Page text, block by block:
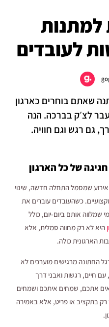
למתנות
לעובדים
שאתם בוחרים כארגון
לצ׳ק בברכה. הנה
גם רגש וגם חוויה.
של כל הארגון
אירוע שמסמל התחלה חדשה, שינוי
כשהעובדים עוברים את
אותם ביום-יום, כולל
היא לא רק מחווה סמלית, אלא
הארגונית כולה.
החתונה מרגישים מוערכים לא
חיים, רגשות ואבני דרך
אתכם, שמחים איתכם ושמחים
בתקציב או פריט, אלא באמירה